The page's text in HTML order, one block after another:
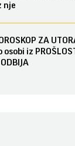
nje
ZA
osobi iz